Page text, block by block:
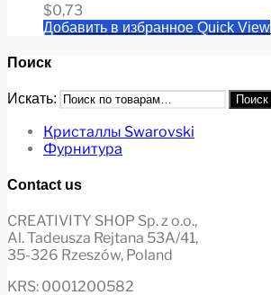
$0,73
Добавить в избранное Quick View
Поиск
Искать: Поиск
Кристаллы Swarovski
Фурнитура
Contact us
CREATIVITY SHOP Sp. z o.o.,
Al. Tadeusza Rejtana 53A/41,
35-326 Rzeszów, Poland
KRS: 0001200582